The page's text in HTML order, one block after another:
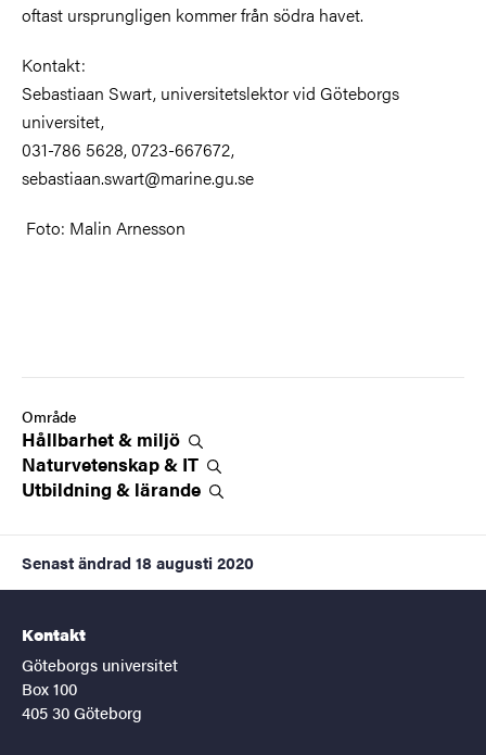
oftast ursprungligen kommer från södra havet.
Kontakt:
Sebastiaan Swart, universitetslektor vid Göteborgs
universitet,
031-786 5628, 0723-667672,
sebastiaan.swart@marine.gu.se
Foto: Malin Arnesson
Område
Hållbarhet & miljö
Naturvetenskap & IT
Utbildning & lärande
Senast ändrad 18 augusti 2020
Kontakt
Göteborgs universitet
Box 100
405 30 Göteborg